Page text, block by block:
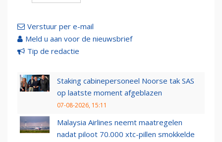
Verstuur per e-mail
Meld u aan voor de nieuwsbrief
Tip de redactie
Staking cabinepersoneel Noorse tak SAS
op laatste moment afgeblazen
07-08-2026, 15:11
Malaysia Airlines neemt maatregelen
nadat piloot 70.000 xtc-pillen smokkelde